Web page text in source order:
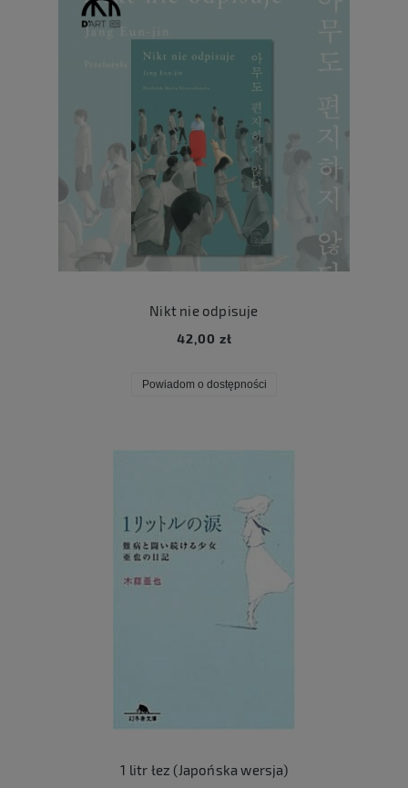
Nikt nie odpisuje
42,00 zł
Powiadom o dostępności
1 litr łez (Japońska wersja)